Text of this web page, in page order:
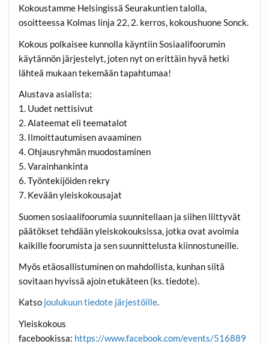
Kokoustamme Helsingissä Seurakuntien talolla,
osoitteessa Kolmas linja 22, 2. kerros, kokoushuone Sonck.
Kokous polkaisee kunnolla käyntiin Sosiaalifoorumin
käytännön järjestelyt, joten nyt on erittäin hyvä hetki
lähteä mukaan tekemään tapahtumaa!
Alustava asialista:
1. Uudet nettisivut
2. Alateemat eli teematalot
3. Ilmoittautumisen avaaminen
4. Ohjausryhmän muodostaminen
5. Varainhankinta
6. Työntekijöiden rekry
7. Kevään yleiskokousajat
Suomen sosiaalifoorumia suunnitellaan ja siihen liittyvät
päätökset tehdään yleiskokouksissa, jotka ovat avoimia
kaikille foorumista ja sen suunnittelusta kiinnostuneille.
Myös etäosallistuminen on mahdollista, kunhan siitä
sovitaan hyvissä ajoin etukäteen (ks. tiedote).
Katso joulukuun tiedote järjestöille.
Yleiskokous
facebookissa: https://www.facebook.com/events/516889